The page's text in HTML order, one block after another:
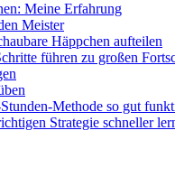
Meine Erfahrung
Meister
Häppchen aufteilen
führen zu großen
Methode so gut
Strategie schneller